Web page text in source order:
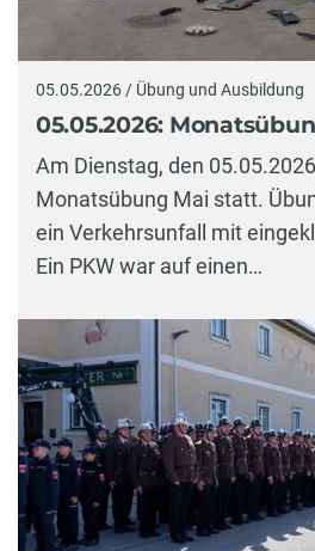
05.05.2026 / Übung und Ausbildung
05.05.2026:
Am Dienstag, den
Monatsübung Mai statt.
ein Verkehrsunfall mit
Ein PKW war auf einen…